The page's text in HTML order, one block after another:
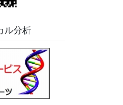
ル分析